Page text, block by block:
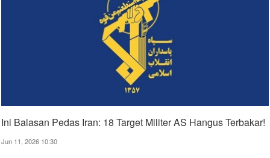
Ini Balasan Pedas Iran: 18 Target Militer AS Hangus Terbakar!
Jun 11, 2026 10:30